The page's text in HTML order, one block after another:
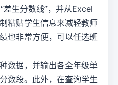
差生分数线”，并从Excel
粘贴学生信息来减轻教师
也非常方便，可以任选班
数据，并输出各全年级单
数段。此外，在查询学生